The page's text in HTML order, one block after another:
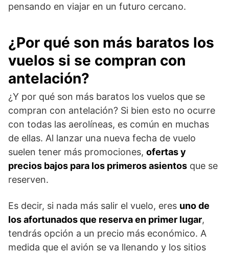
pensando en viajar en un futuro cercano.
¿Por qué son más baratos los
vuelos si se compran con
antelación?
¿Y por qué son más baratos los vuelos que se
compran con antelación? Si bien esto no ocurre
con todas las aerolíneas, es común en muchas
de ellas. Al lanzar una nueva fecha de vuelo
suelen tener más promociones, ofertas y
precios bajos para los primeros asientos que se
reserven.
Es decir, si nada más salir el vuelo, eres uno de
los afortunados que reserva en primer lugar,
tendrás opción a un precio más económico. A
medida que el avión se va llenando y los sitios